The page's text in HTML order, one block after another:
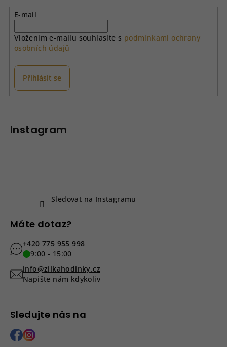
E-mail
Vložením e-mailu souhlasíte s podmínkami ochrany
osobních údajů
Přihlásit se
Instagram
Sledovat na Instagramu
Máte dotaz?
+420 775 955 998
9:00 - 15:00
info@zilkahodinky.cz
Napište nám kdykoliv
Sledujte nás na